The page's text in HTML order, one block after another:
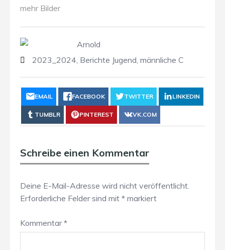
mehr Bilder
Arnold
2023_2024 Berichte Jugend männliche C
EMAIL FACEBOOK TWITTER LINKEDIN
TUMBLR PINTEREST VK.COM
Schreibe einen Kommentar
Deine E-Mail-Adresse wird nicht veröffentlicht.
Erforderliche Felder sind mit * markiert
Kommentar*